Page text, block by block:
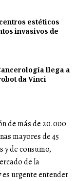
estéticos
invasivos de
llega a
da Vinci
de más de 20.000
mayores de 45
de consumo,
de la
es urgente entender